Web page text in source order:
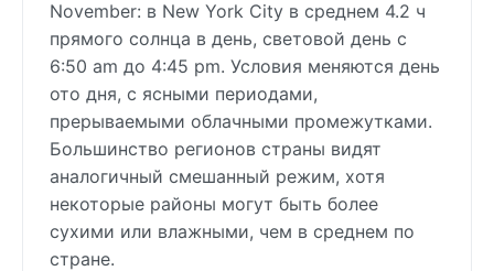
November: в New York City в среднем 4.2 ч
прямого солнца в день, световой день с
6:50 am до 4:45 pm. Условия меняются день
ото дня, с ясными периодами,
прерываемыми облачными промежутками.
Большинство регионов страны видят
аналогичный смешанный режим, хотя
некоторые районы могут быть более
сухими или влажными, чем в среднем по
стране.